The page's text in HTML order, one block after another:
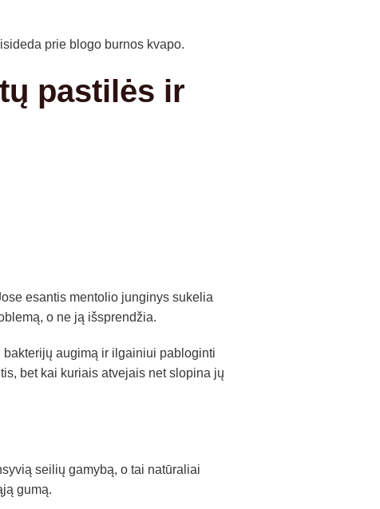
prie blogo burnos kvapo.
pastilės ir
esantis mentolio junginys sukelia
o ne ją išsprendžia.
augimą ir ilgainiui pabloginti
bet kai kuriais atvejais net slopina jų
seilių gamybą, o tai natūraliai
gumą.